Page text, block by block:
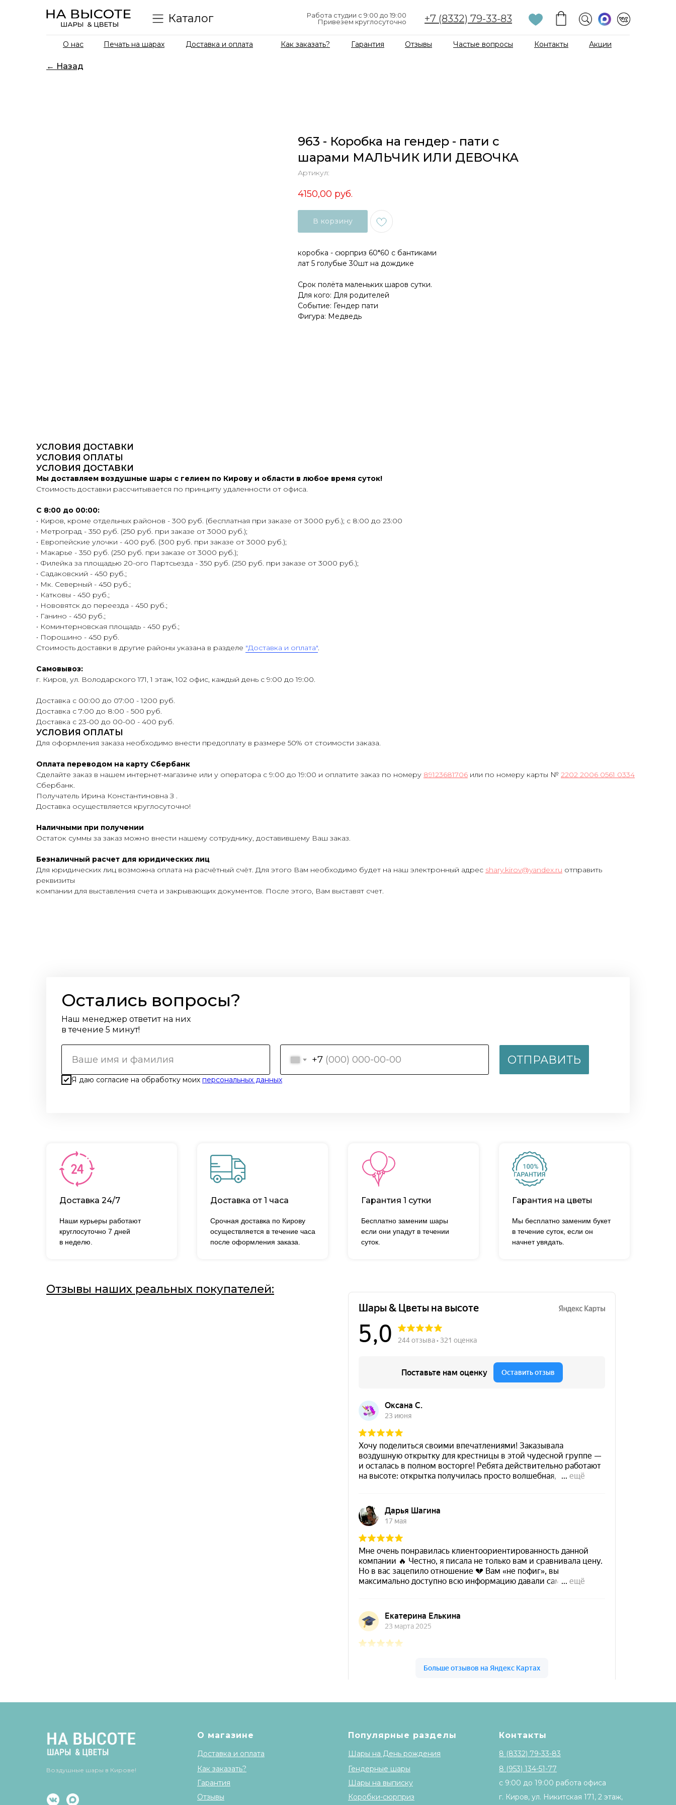
+7 (8332) 79-33-83
Работа студии с 9:00 до 19:00
Привезем круглосуточно
Каталог
Доставка и оплата Как заказать? Гарантия Отзывы Частые вопросы
Печать на шарах Контакты
О нас Акции
← Назад
963 - Коробка на гендер - пати с
шарами МАЛЬЧИК ИЛИ ДЕВОЧКА
Артикул:
4150,00 руб.
В корзину
коробка - сюрприз 60*60 с бантиками
лат 5 голубые 30шт на дождике
Срок полёта маленьких шаров сутки.
Для кого: Для родителей
Событие: Гендер пати
Фигура: Медведь
УСЛОВИЯ ДОСТАВКИ
УСЛОВИЯ ОПЛАТЫ
УСЛОВИЯ ДОСТАВКИ
Мы доставляем воздушные шары с гелием по Кирову и области в любое время суток!
Стоимость доставки рассчитывается по принципу удаленности от офиса.
С 8:00 до 00:00:
• Киров, кроме отдельных районов - 300 руб. (бесплатная при заказе от 3000 руб.); с 8:00 до 23:00
• Метроград - 350 руб. (250 руб. при заказе от 3000 руб.);
• Европейские улочки - 400 руб. (300 руб. при заказе от 3000 руб.);
• Макарье - 350 руб. (250 руб. при заказе от 3000 руб.);
• Филейка за площадью 20-ого Партсьезда - 350 руб. (250 руб. при заказе от 3000 руб.);
• Садаковский - 450 руб.;
• Мк. Северный - 450 руб.;
• Катковы - 450 руб.;
• Нововятск до переезда - 450 руб.;
• Ганино - 450 руб.;
• Коминтерновская площадь - 450 руб.;
• Порошино - 450 руб.
Стоимость доставки в другие районы указана в разделе "Доставка и оплата".
Самовывоз:
г. Киров, ул. Володарского 171, 1 этаж, 102 офис, каждый день с 9:00 до 19:00.
Доставка с 00:00 до 07:00 - 1200 руб.
Доставка с 7:00 до 8:00 - 500 руб.
Доставка с 23-00 до 00-00 - 400 руб.
УСЛОВИЯ ОПЛАТЫ
Для оформления заказа необходимо внести предоплату в размере 50% от стоимости заказа.
Оплата переводом на карту Сбербанк
Сделайте заказ в нашем интернет-магазине или у оператора с 9:00 до 19:00 и оплатите заказ по номеру 89123681706 или по номеру карты № 2202 2006 0561 0334
Сбербанк.
Получатель Ирина Константиновна З .
Доставка осуществляется круглосуточно!
Наличными при получении
Остаток суммы за заказ можно внести нашему сотруднику, доставившему Ваш заказ.
Безналичный расчет для юридических лиц
Для юридических лиц возможна оплата на расчётный счёт. Для этого Вам необходимо будет на наш электронный адрес shary.kirov@yandex.ru отправить
реквизиты
компании для выставления счета и закрывающих документов. После этого, Вам выставят счет.
+7
Я даю согласие на обработку моих персональных данных
ОТПРАВИТЬ
Остались вопросы?
Наш менеджер ответит на них
в течение 5 минут!
Доставка 24/7
Срочная доставка по Кирову
осуществляется в течение часа
после оформления заказа.
Бесплатно заменим шары
если они упадут в течении
суток.
Наши курьеры работают
круглосуточно 7 дней
в неделю.
Доставка от 1 часа Гарантия 1 сутки
Мы бесплатно заменим букет
в течение суток, если он
начнет увядать.
Гарантия на цветы
Отзывы наших реальных покупателей:
О магазине
Доставка и оплата
Популярные разделы
Шары на День рождения
Контакты
Как заказать?
Гарантия
Отзывы
Гендерные шары
Шары на выписку
Коробки-сюрприз
8 (8332) 79-33-83
8 (953) 134-51-77
с 9:00 до 19:00 работа офиса
г. Киров, ул. Никитская 171, 2 этаж,
Воздушные шары в Кирове!